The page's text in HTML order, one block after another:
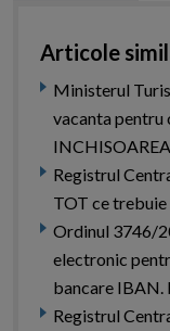
Articole
Ministerul
vacanta pentru
Registrul
TOT ce
Ordinul 3746/
electronic
bancare IBAN.
Registrul